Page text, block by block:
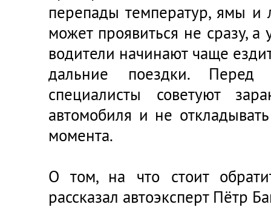
перепады температур, ямы и
может проявиться не сразу, а
водители начинают чаще
дальние поездки. Перед
специалисты советуют
автомобиля и не
момента.
О том, на что стоит
рассказал автоэксперт Пётр